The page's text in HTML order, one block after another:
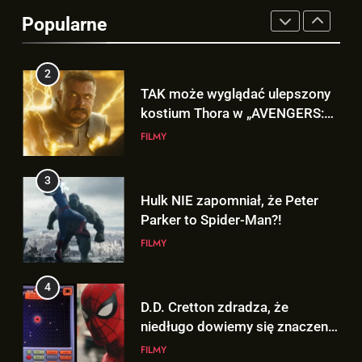
Popularne
się w serwisie.. NETFLIX!
2
TAK może wyglądać ulepszony
kostium Thora w „AVENGERS:
DOOMSDAY”!
FILMY
3
Hulk NIE zapomniał, że Peter
Parker to Spider-Man?!
FILMY
4
D.D. Cretton zdradza, że
niedługo dowiemy się znaczenia
sceny po napisach „SPIDER-
FILMY